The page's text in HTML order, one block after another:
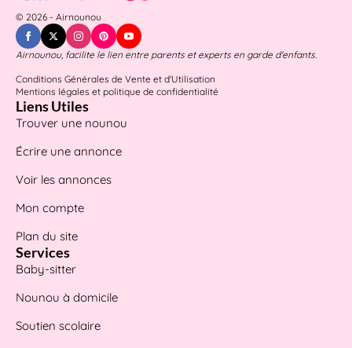
© 2026 - Airnounou
Airnounou, facilite le lien entre parents et experts en garde d'enfants.
Conditions Générales de Vente et d'Utilisation
Mentions légales et politique de confidentialité
Liens Utiles
Trouver une nounou
Écrire une annonce
Voir les annonces
Mon compte
Plan du site
Services
Baby-sitter
Nounou à domicile
Soutien scolaire